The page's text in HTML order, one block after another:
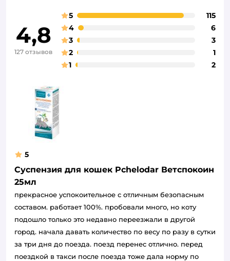
4,8
127 отзывов
5
115
4
6
3
3
2
1
1
2
5
Суспензия для кошек Pchelodar Ветспокоин
25мл
прекрасное успокоительное с отличным безопасным
составом. работает 100%. пробовали много, но коту
подошло только это недавно переезжали в другой
город. начала давать количество по весу по разу в сутки
за три дня до поезда. поезд перенес отлично. перед
поездкой в такси после поезда тоже дала норму по